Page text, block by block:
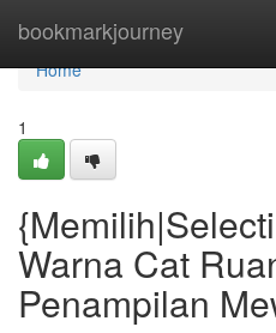
bookmarkjourney
Home
Home
1
Warna Cat
Penampilan